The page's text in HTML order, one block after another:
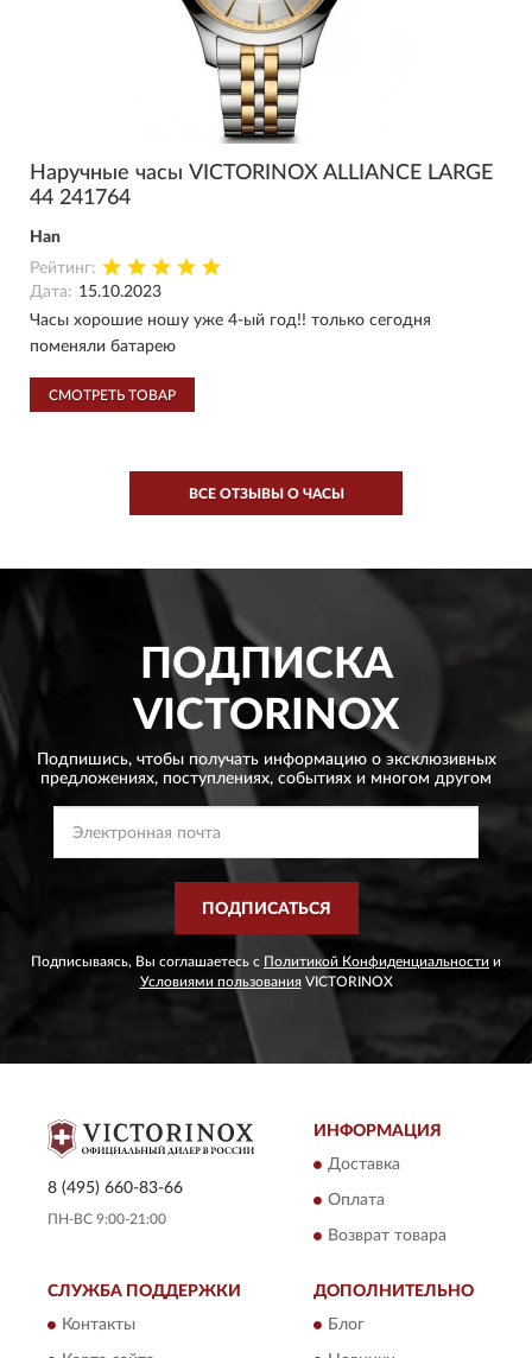
Наручные часы VICTORINOX ALLIANCE LARGE
44 241764
Han
Рейтинг:
Дата: 15.10.2023
Часы хорошие ношу уже 4-ый год!! только сегодня
поменяли батарею
СМОТРЕТЬ ТОВАР
ВСЕ ОТЗЫВЫ О ЧАСЫ
ПОДПИСКА
VICTORINOX
Подпишись, чтобы получать информацию о эксклюзивных
предложениях, поступлениях, событиях и многом другом
ПОДПИСАТЬСЯ
Подписываясь, Вы соглашаетесь с Политикой Конфиденциальности и
Условиями пользованияVICTORINOX
8 (495) 660-83-66
ПН-ВС 9:00-21:00
ИНФОРМАЦИЯ
Доставка
Оплата
Возврат товара
СЛУЖБА ПОДДЕРЖКИ
Контакты
ДОПОЛНИТЕЛЬНО
Блог